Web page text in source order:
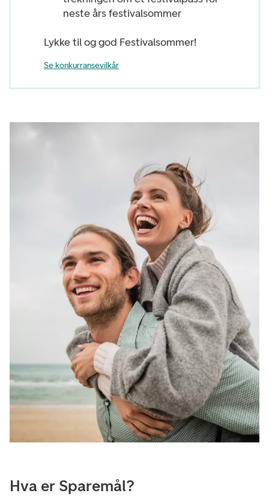
neste års festivalsommer
Lykke til og god Festivalsommer!
Se konkurransevilkår
Hva er Sparemål?